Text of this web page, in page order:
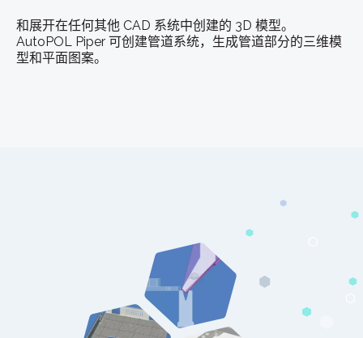
和展开在任何其他 CAD 系统中创建的 3D 模型。
AutoPOL Piper 可创建管道系统，生成管道部分的三维模
型和平面图案。